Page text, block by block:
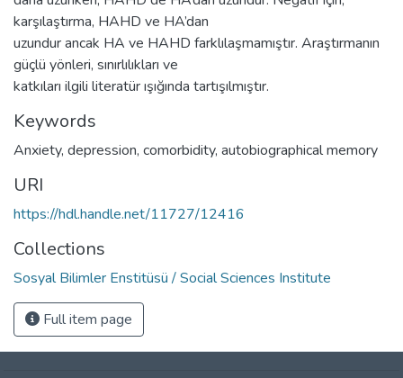
karşılaştırma, HAHD ve HA’dan
uzundur ancak HA ve HAHD farklılaşmamıştır. Araştırmanın
güçlü yönleri, sınırlılıkları ve
katkıları ilgili literatür ışığında tartışılmıştır.
Keywords
Anxiety, depression, comorbidity, autobiographical memory
URI
https://hdl.handle.net/11727/12416
Collections
Sosyal Bilimler Enstitüsü / Social Sciences Institute
Full item page